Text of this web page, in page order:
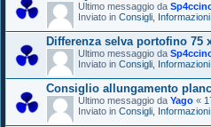
Ultimo messaggio da
Inviato in Consigli,
Differenza selva portofino 75
Ultimo messaggio da
Inviato in Consigli,
Consiglio allungamento
Ultimo messaggio da Yago «
Inviato in Consigli,